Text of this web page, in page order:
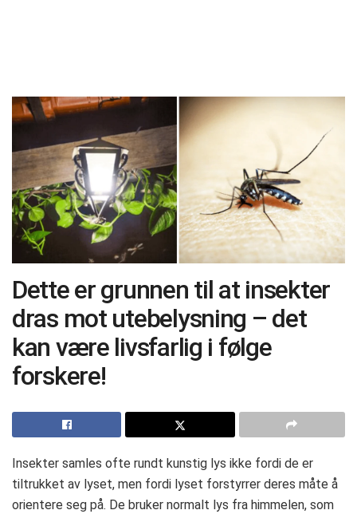
Dette er grunnen til at insekter
dras mot utebelysning – det
kan være livsfarlig i følge
forskere!
Insekter samles ofte rundt kunstig lys ikke fordi de er
tiltrukket av lyset, men fordi lyset forstyrrer deres måte å
orientere seg på. De bruker normalt lys fra himmelen, som